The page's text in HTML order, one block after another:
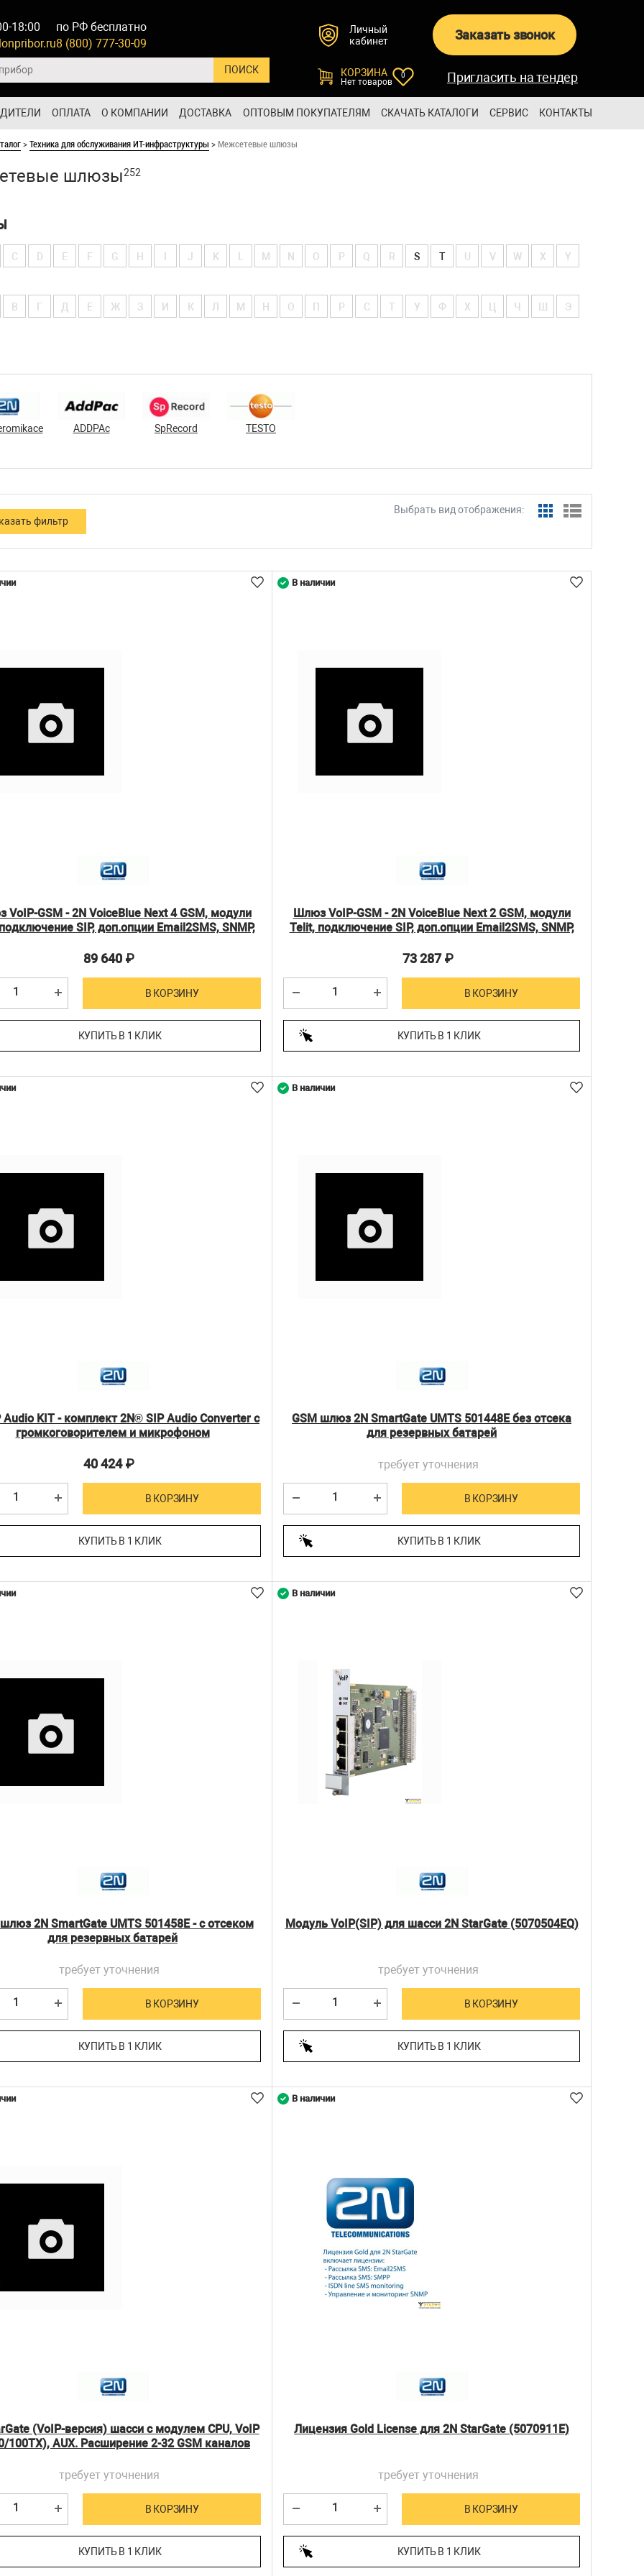
18:00
по РФ бесплатно
8 (800) 777-30-09
Личный
кабинет
Заказать звонок
КОРЗИНА
Нет товаров
0 Пригласить на тендер
ОПЛАТА О КОМПАНИИ ДОСТАВКА ОПТОВЫМ ПОКУПАТЕЛЯМ СКАЧАТЬ КАТАЛОГИ СЕРВИС КОНТАКТЫ
>Техника для обслуживания ИТ-инфраструктуры > Межсетевые шлюзы
шлюзы252
C D E F G H J K M N O P Q R S T V W X Y
В Г Д Е Ж З И К Л М Н О П Р С Т У Ф Х Ч Э
ADDPAc SpRecord TESTO
Выбрать вид отображения:
VoIP-GSM - 2N VoiceBlue Next 4 GSM, модули
SIP, доп.опции Email2SMS, SNMP,
89 640 ₽
В КОРЗИНУ
КУПИТЬ В 1 КЛИК
Шлюз VoIP-GSM - 2N VoiceBlue Next 2 GSM, модули
Telit, подключение SIP, доп.опции Email2SMS, SNMP,
73 287₽
В КОРЗИНУ
КУПИТЬ В 1 КЛИК
В наличии
Audio KIT - комплект 2N® SIP Audio Converter c
громкоговорителем и микрофоном
40 424₽
В КОРЗИНУ
КУПИТЬ В 1 КЛИК
GSM шлюз 2N SmartGate UMTS 501448E без отсека
для резервных батарей
требует уточнения
В КОРЗИНУ
КУПИТЬ В 1 КЛИК
В наличии
2N SmartGate UMTS 501458E - с отсеком
для резервных батарей
требует уточнения
В КОРЗИНУ
КУПИТЬ В 1 КЛИК
Модуль VoIP(SIP) для шасси 2N StarGate (5070504EQ)
требует уточнения
В КОРЗИНУ
КУПИТЬ В 1 КЛИК
В наличии
(VoIP-версия) шасси с модулем CPU, VoIP
100TX), AUX. Расширение 2-32 GSM каналов
требует уточнения
В КОРЗИНУ
КУПИТЬ В 1 КЛИК
Лицензия Gold License для 2N StarGate (5070911E)
требует уточнения
В КОРЗИНУ
КУПИТЬ В 1 КЛИК
В наличии